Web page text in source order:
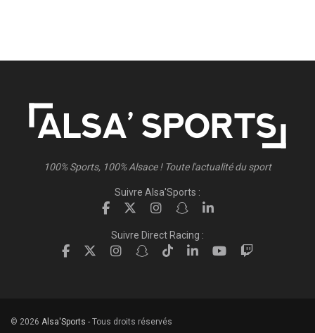
100% Sports, 100% Alsace ! Toute l'actualité du sport
Suivre Alsa'Sports :
Suivre Direct Racing :
© 2026 Alsa'Sports - Tous droits réservés